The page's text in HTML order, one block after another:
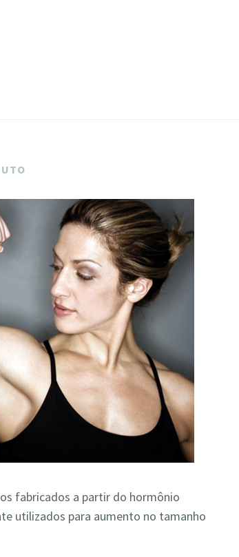
fabricados a partir do hormônio
utilizados para aumento no tamanho